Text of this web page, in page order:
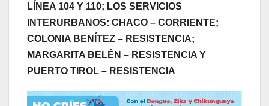
LÍNEA 104 Y 110; LOS SERVICIOS
INTERURBANOS: CHACO – CORRIENTE;
COLONIA BENÍTEZ – RESISTENCIA;
MARGARITA BELÉN – RESISTENCIA Y
PUERTO TIROL – RESISTENCIA